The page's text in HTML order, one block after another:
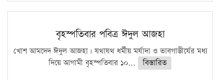
বৃহস্পতিবার পবিত্র ঈদুল আজহা
খোশ আমদেদ ঈদুল আজহা। যথাযথ ধর্মীয় মর্যাদা ও ভাবগাম্ভীর্যের মধ্য
দিয়ে আগামী বৃহস্পতিবার ১০...
বিস্তারিত